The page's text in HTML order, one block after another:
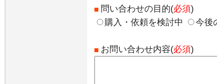
問い合わせの目的(必須)
購入・依頼を検討中
今後
お問い合わせ内容(必須)